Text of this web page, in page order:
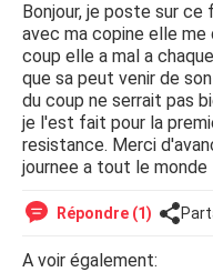
Bonjour, je poste sur
avec ma copine elle
coup elle a mal a
que sa peut venir de
du coup ne serrait pas
je l'est fait pour la
resistance. Merci
journee a tout le monde
Répondre (1)
A voir également: